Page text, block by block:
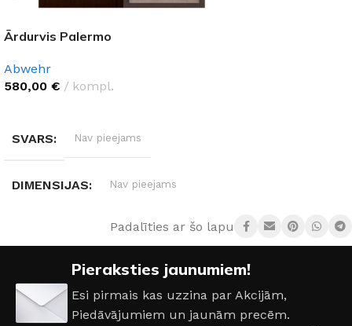
Ārdurvis Palermo
Abwehr
580,00 € kompl.
SVARS Nav pieejams
DIMENSIJAS Nav pieejams
DURVJU MATERIĀLS Metāls
DURVJU KĀRBAS IZMĒRS
860 × 2050 mm ,960 × 2050 mm
Padalīties ar šo lapu:
Pieraksties jaunumiem!
Esi pirmais kas uzzina par Akcijām,
Piedāvājumiem un jaunām precēm.